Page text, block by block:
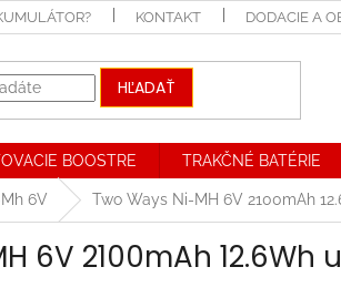
KONTAKT DODACIE A
HĽADAŤ
BOOSTRE TRAKČNÉ BATÉRIE
6V Two Ways Ni-MH 6V 2100mAh
6V 2100mAh